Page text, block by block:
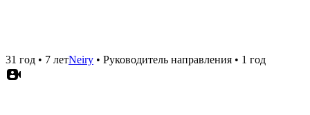
31 год • 7 летNeiry • Руководитель направления • 1 год